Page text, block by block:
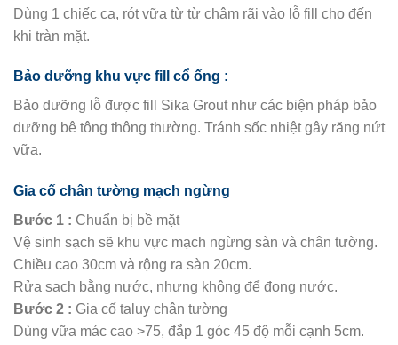
Dùng 1 chiếc ca, rót vữa từ từ chậm rãi vào lỗ fill cho đến
khi tràn mặt.
Bảo dưỡng khu vực fill cổ ống :
Bảo dưỡng lỗ được fill Sika Grout như các biện pháp bảo
dưỡng bê tông thông thường. Tránh sốc nhiệt gây răng nứt
vữa.
Gia cố chân tường mạch ngừng
Bước 1 : Chuẩn bị bề mặt
Vệ sinh sạch sẽ khu vực mạch ngừng sàn và chân tường.
Chiều cao 30cm và rộng ra sàn 20cm.
Rửa sạch bằng nước, nhưng không để đọng nước.
Bước 2 : Gia cố taluy chân tường
Dùng vữa mác cao >75, đắp 1 góc 45 độ mỗi cạnh 5cm.